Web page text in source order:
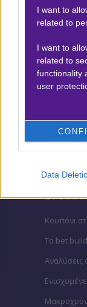
I want to
related to
I want to
related to
functionality
user
Data
Super
Κουπόνι
To bet